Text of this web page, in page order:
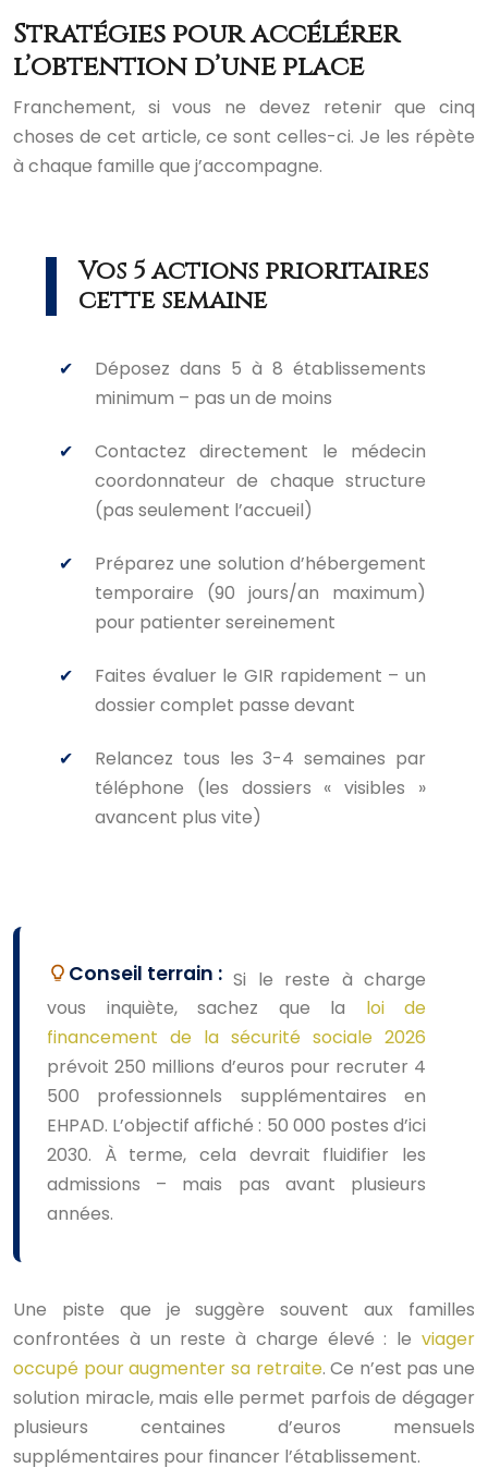
Stratégies pour accélérer
l’obtention d’une place
Franchement, si vous ne devez retenir que cinq
choses de cet article, ce sont celles-ci. Je les répète
à chaque famille que j’accompagne.
Vos 5 actions prioritaires
cette semaine
Déposez dans 5 à 8 établissements
minimum – pas un de moins
Contactez directement le médecin
coordonnateur de chaque structure
(pas seulement l’accueil)
Préparez une solution d’hébergement
temporaire (90 jours/an maximum)
pour patienter sereinement
Faites évaluer le GIR rapidement – un
dossier complet passe devant
Relancez tous les 3-4 semaines par
téléphone (les dossiers « visibles »
avancent plus vite)
Conseil terrain : Si le reste à charge
vous inquiète, sachez que la loi de
financement de la sécurité sociale 2026
prévoit 250 millions d’euros pour recruter 4
500 professionnels supplémentaires en
EHPAD. L’objectif affiché : 50 000 postes d’ici
2030. À terme, cela devrait fluidifier les
admissions – mais pas avant plusieurs
années.
Une piste que je suggère souvent aux familles
confrontées à un reste à charge élevé : le viager
occupé pour augmenter sa retraite. Ce n’est pas une
solution miracle, mais elle permet parfois de dégager
plusieurs centaines d’euros mensuels
supplémentaires pour financer l’établissement.